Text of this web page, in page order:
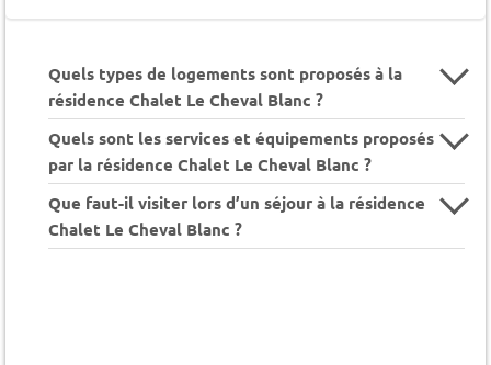
Quels types de logements sont proposés à la
résidence Chalet Le Cheval Blanc ?
Quels sont les services et équipements proposés
par la résidence Chalet Le Cheval Blanc ?
Que faut-il visiter lors d’un séjour à la résidence
Chalet Le Cheval Blanc ?